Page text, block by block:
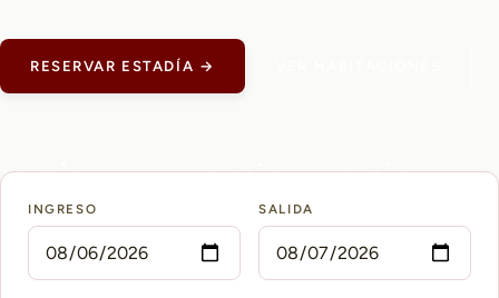
RESERVAR ESTADÍA →
15 min
AEROPUERTO PETTIROSSI
10 min
CASCO HISTÓRICO
5 min
INGRESO SALIDA